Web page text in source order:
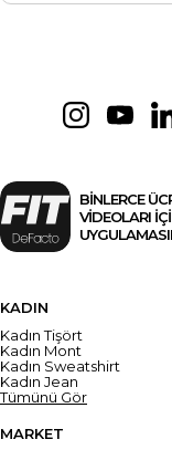
BİNLERCE
VİDEOLARI
KADIN
Kadın Tişört
Kadın Mont
Kadın Sweatshirt
Kadın Jean
Tümünü Gör
MARKET